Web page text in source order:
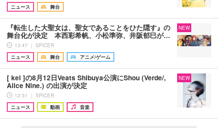
ニュース
舞台
『転生した大聖女は、聖女であることをひた隠す』の
舞台化が決定 本西彩希帆、小松準弥、井阪郁巳が…
13:47 ｜ SPICER
ニュース
舞台 アニメ/ゲーム
NEW
[ kei ]の8月12日Veats Shibuya公演にShou (Verde/,
Alice Nine.) の出演が決定
12:31 ｜ SPICER
ニュース
動画 音楽
NEW